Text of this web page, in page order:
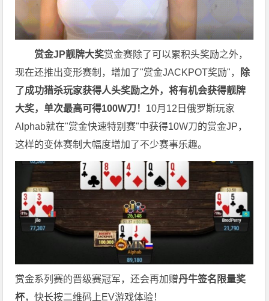
赏金JP靓牌大奖赏金赛除了可以累积头奖励之外，
现在还推出变形赛制，增加了"赏金JACKPOT奖励"，
除
了成功猎杀玩家获得人头奖励之外，将有机会获得靓牌
大奖，单次最高可得100W刀！ 10月12日俄罗斯玩家
Alphab就在"赏金快速特别赛"中获得10W刀的赏金JP，
这样的变体赛制大幅度增加了不少赛事乐趣。
赏金系列赛的晋级赛冠军，还会再加赠丹牛签名限量奖
杯，快长按二维码上EV游戏体验！